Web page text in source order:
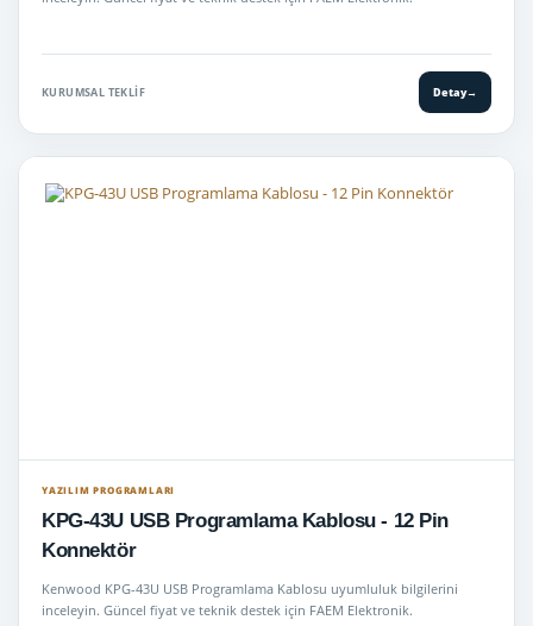
KURUMSAL TEKLIF Detay→
YAZILIM PROGRAMLARI
KPG-43U USB Programlama Kablosu - 12 Pin
Konnektör
Kenwood KPG-43U USB Programlama Kablosu uyumluluk bilgilerini
inceleyin. Güncel fiyat ve teknik destek için FAEM Elektronik.